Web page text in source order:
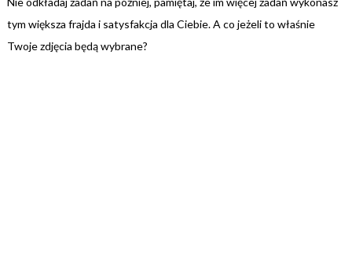
tym większa frajda i satysfakcja dla Ciebie. A co jeżeli to właśnie
Twoje zdjęcia będą wybrane?